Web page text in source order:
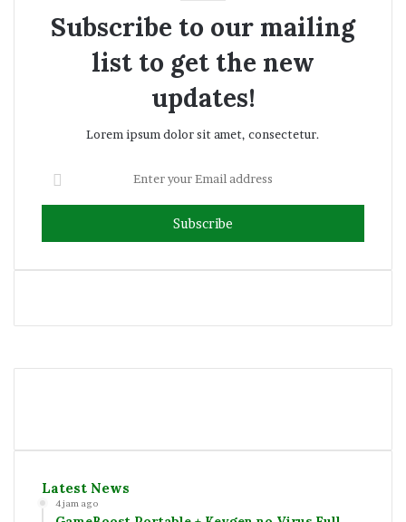
Subscribe to our mailing
list to get the new
updates!
Lorem ipsum dolor sit amet, consectetur.
your
Email
Latest News
4 jam ago